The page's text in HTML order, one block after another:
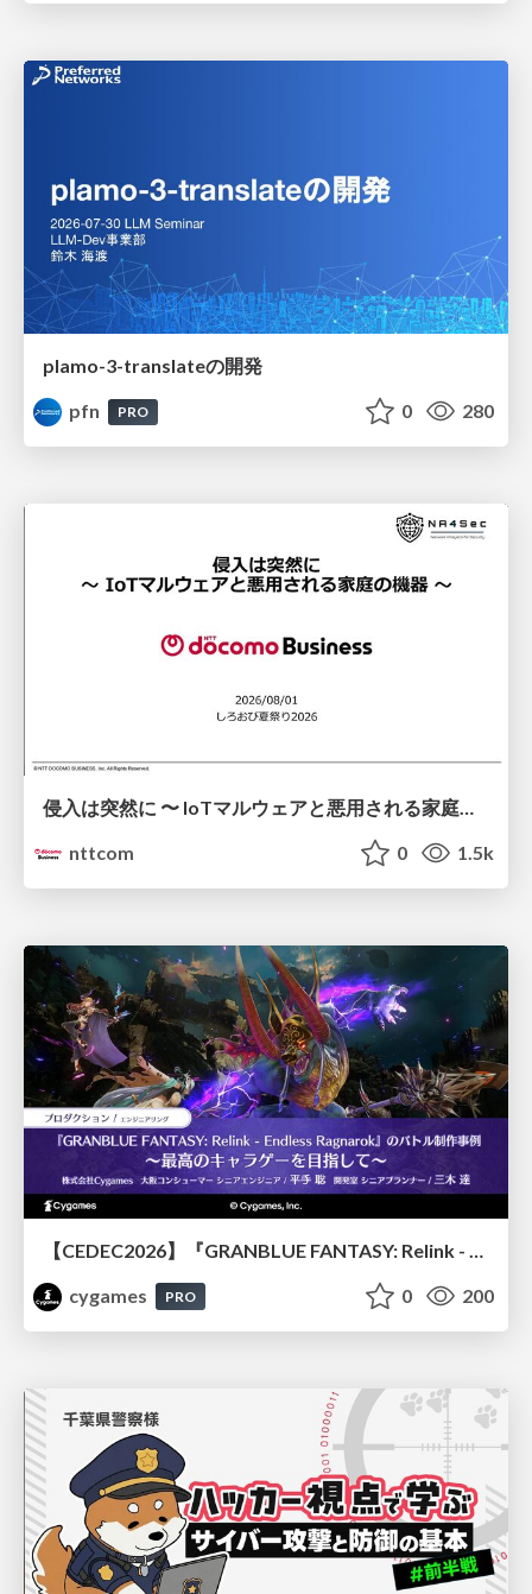
plamo-3-translateの開発
pfn
PRO 0 280
侵入は突然に 〜 IoTマルウェアと悪用される家庭の機器 ～ / When Intrusion Strikes: IoT Malware and the Abuse of Home Devices
nttcom
0 1.5k
cygames
PRO 0 200